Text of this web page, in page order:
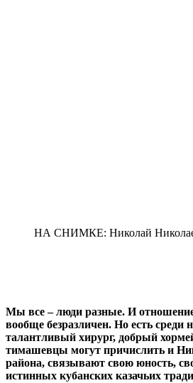
НА СНИМКЕ: Николай
Мы все – люди разные. И отношение
вообще безразличен. Но есть
талантливый хирург, добрый
тимашевцы могут причислить и
района, связывают свою юность,
истинных кубанских казачьих